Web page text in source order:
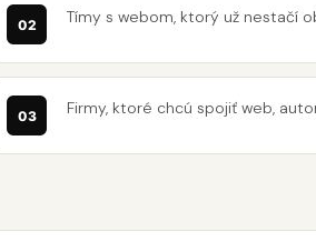
Tímy s webom, ktorý už nestačí
Firmy, ktoré chcú spojiť web,